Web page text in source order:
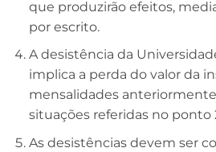
que produzirão efeitos,
por escrito.
A desistência da
implica a perda do valor da
mensalidades anteriormente
situações referidas no ponto
As desistências devem ser